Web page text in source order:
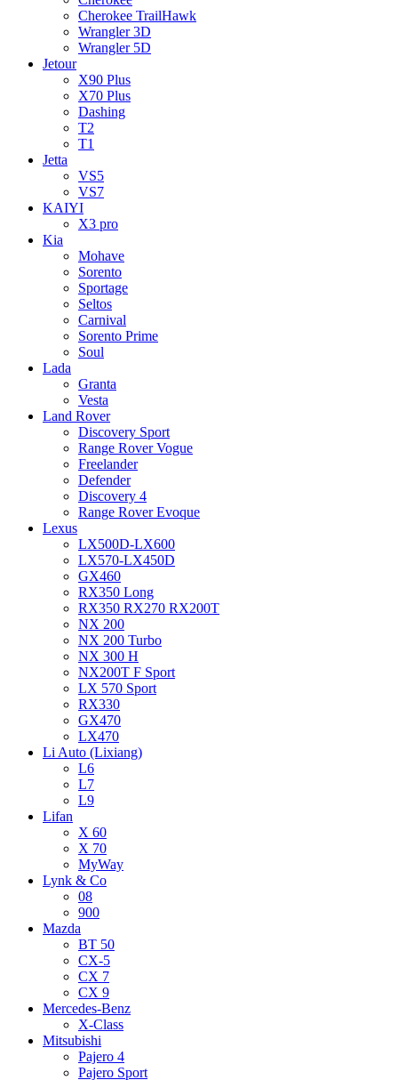
Cherokee TrailHawk
Wrangler 3D
Wrangler 5D
Jetour
X90 Plus
X70 Plus
Dashing
T2
T1
Jetta
VS5
VS7
KAIYI
X3 pro
Kia
Mohave
Sorento
Sportage
Seltos
Carnival
Sorento Prime
Soul
Lada
Granta
Vesta
Land Rover
Discovery Sport
Range Rover Vogue
Freelander
Defender
Discovery 4
Range Rover Evoque
Lexus
LX500D-LX600
LX570-LX450D
GX460
RX350 Long
RX350 RX270 RX200T
NX 200
NX 200 Turbo
NX 300 H
NX200T F Sport
LX 570 Sport
RX330
GX470
LX470
Li Auto (Lixiang)
L6
L7
L9
Lifan
X 60
X 70
MyWay
Lynk & Co
08
900
Mazda
BT 50
CX-5
CX 7
CX 9
Mercedes-Benz
X-Class
Mitsubishi
Pajero 4
Pajero Sport